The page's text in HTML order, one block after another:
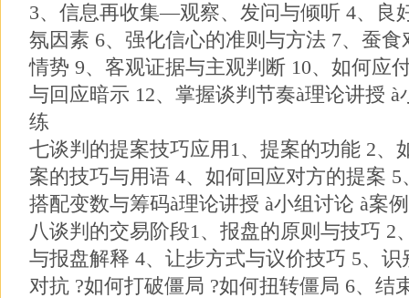
3、信息再收集—观察、发问与倾听 4、良
氛因素 6、强化信心的准则与方法 7、蚕
情势 9、客观证据与主观判断 10、如何应
与回应暗示 12、掌握谈判节奏à理论讲授
练
七谈判的提案技巧应用1、提案的功能 2、
案的技巧与用语 4、如何回应对方的提案
搭配变数与筹码à理论讲授 à小组讨论 à案
八谈判的交易阶段1、报盘的原则与技巧 2
与报盘解释 4、让步方式与议价技巧 5、
对抗 ?如何打破僵局 ?如何扭转僵局 6、结